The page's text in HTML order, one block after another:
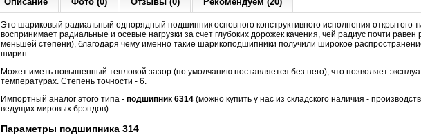
Это шариковый радиальный однорядный подшипник основного конструктивного исполнения открытого
воспринимает радиальные и осевые нагрузки за счет глубоких дорожек качения, чей радиус почти
меньшей степени), благодаря чему именно такие шарикоподшипники получили широкое
ширин.
Может иметь повышенный тепловой зазор (по умолчанию поставляется без него), что позволяет
температурах. Степень точности - 6.
Импортный аналог этого типа - подшипник 6314 (можно купить у нас из складского наличия -
ведущих мировых брэндов).
Параметры подшипника 314